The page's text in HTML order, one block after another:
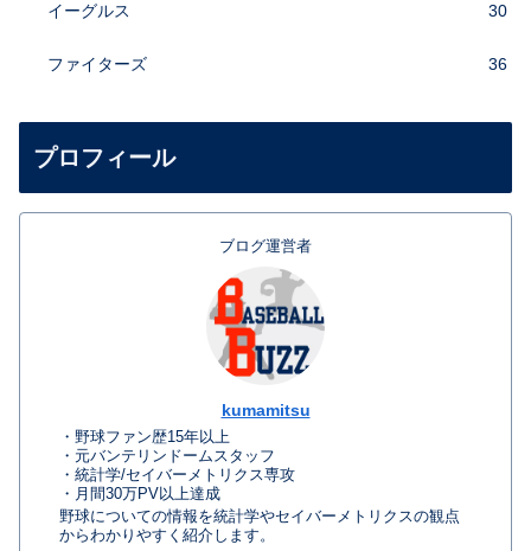
イーグルス 30
ファイターズ 36
プロフィール
ブログ運営者
kumamitsu
・野球ファン歴15年以上
・元バンテリンドームスタッフ
・統計学/セイバーメトリクス専攻
・月間30万PV以上達成
野球についての情報を統計学やセイバーメトリクスの観点
からわかりやすく紹介します。